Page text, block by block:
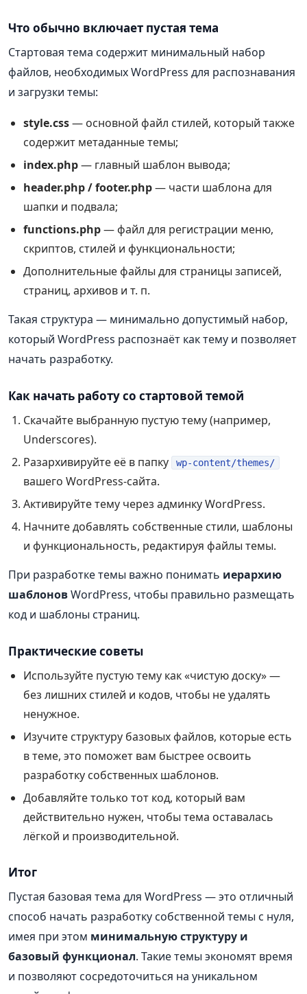
Что обычно включает пустая тема
Стартовая тема содержит минимальный набор
файлов, необходимых WordPress для распознавания
и загрузки темы:
style.css— основной файл стилей, который также
содержит метаданные темы;
index.php— главный шаблон вывода;
header.php / footer.php— части шаблона для
шапки и подвала;
functions.php— файл для регистрации меню,
скриптов, стилей и функциональности;
Дополнительные файлы для страницы записей,
страниц, архивов и т. п.
Такая структура — минимально допустимый набор,
который WordPress распознаёт как тему и позволяет
начать разработку.
Как начать работу со стартовой темой
Скачайте выбранную пустую тему (например,
Underscores).
Разархивируйте её в папку
wp-content/themes/
вашего WordPress‑сайта.
Активируйте тему через админку WordPress.
Начните добавлять собственные стили, шаблоны
и функциональность, редактируя файлы темы.
При разработке темы важно понимать иерархию
шаблоновWordPress, чтобы правильно размещать
код и шаблоны страниц.
Практические советы
Используйте пустую тему как «чистую доску» —
без лишних стилей и кодов, чтобы не удалять
ненужное.
Изучите структуру базовых файлов, которые есть
в теме, это поможет вам быстрее освоить
разработку собственных шаблонов.
Добавляйте только тот код, который вам
действительно нужен, чтобы тема оставалась
лёгкой и производительной.
Итог
Пустая базовая тема для WordPress — это отличный
способ начать разработку собственной темы с нуля,
имея при этом минимальную структуру и
базовый функционал. Такие темы экономят время
и позволяют сосредоточиться на уникальном